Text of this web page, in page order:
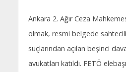
Ankara 2. Ağır Ceza
olmak, resmi belgede
suçlarından açılan beşinci
avukatları katıldı. FETÖ